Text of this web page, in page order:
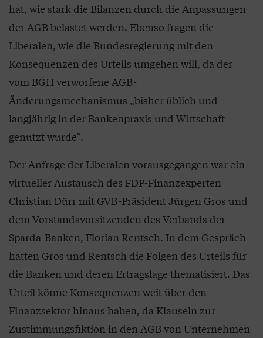
hat, wie stark die Bilanzen durch die Anpassungen
der AGB belastet werden. Ebenso fragen die
Liberalen, wie die Bundesregierung mit den
Konsequenzen des Urteils umgehen will, da der
vom BGH verworfene AGB-
Änderungsmechanismus „bisher üblich und
langjährig in der Bankenpraxis und Wirtschaft
genutzt wurde“.
Der Anfrage der Liberalen vorausgegangen war ein
virtueller Austausch des FDP-Finanzexperten
Christian Dürr mit GVB-Präsident Jürgen Gros und
dem Vorstandsvorsitzenden des Verbands der
Sparda-Banken, Florian Rentsch. In dem Gespräch
hatten Gros und Rentsch die Folgen des Urteils für
die Banken und deren Ertragslage thematisiert. Das
Urteil könne Konsequenzen weit über den
Finanzsektor hinaus haben, da Klauseln zur
Zustimmungsfiktion in den AGB von Unternehmen